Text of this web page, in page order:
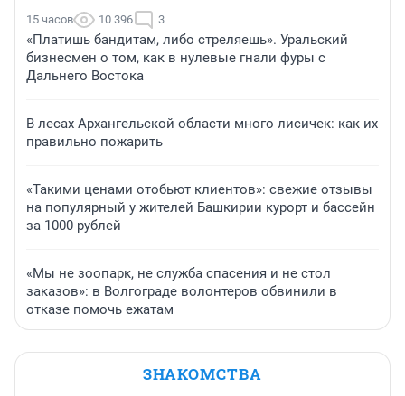
15 часов 10 396 3
«Платишь бандитам, либо стреляешь». Уральский
бизнесмен о том, как в нулевые гнали фуры с
Дальнего Востока
В лесах Архангельской области много лисичек: как их
правильно пожарить
«Такими ценами отобьют клиентов»: свежие отзывы
на популярный у жителей Башкирии курорт и бассейн
за 1000 рублей
«Мы не зоопарк, не служба спасения и не стол
заказов»: в Волгограде волонтеров обвинили в
отказе помочь ежатам
ЗНАКОМСТВА